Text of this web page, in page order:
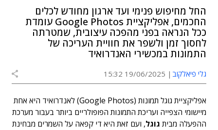
החל מחיפוש פנימי ועד ארגון מחודש לכלים
החכמים, אפליקציית Google Photos עומדת
ככל הנראה בפני מהפכה עיצובית, שמטרתה
לחסוך זמן ולשפר את חוויית העריכה של
התמונות במכשירי האנדרואיד
גלי פיאלקוב 19/06/2025 15:32
אפליקציית גוגל תמונות (Google Photos) לאנדרואיד היא אחת
מיישומי הצפייה ועריכת התמונות הפופולריים ביותר בעבור מערכת
ההפעלה מבית גוגל, ועם זאת היא די קפאה על השמרים מבחינת